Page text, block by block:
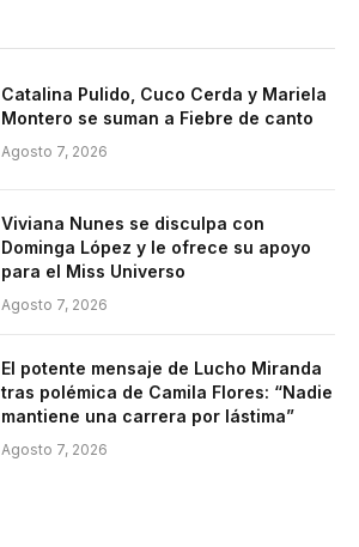
Catalina Pulido, Cuco Cerda y Mariela
Montero se suman a Fiebre de canto
Agosto 7, 2026
Viviana Nunes se disculpa con
Dominga López y le ofrece su apoyo
para el Miss Universo
Agosto 7, 2026
El potente mensaje de Lucho Miranda
tras polémica de Camila Flores: “Nadie
mantiene una carrera por lástima”
Agosto 7, 2026